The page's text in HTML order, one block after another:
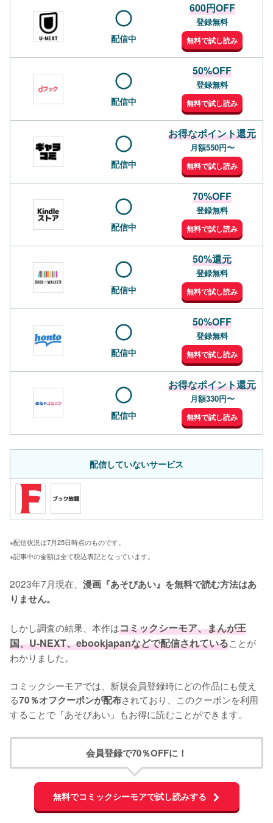
配信中
600円OFF
登録無料
無料で試し読み
配信中
50%OFF
登録無料
無料で試し読み
配信中
お得なポイント還元
月額550円〜
無料で試し読み
配信中
70%OFF
登録無料
無料で試し読み
配信中
50%還元
登録無料
無料で試し読み
配信中
50%OFF
登録無料
無料で試し読み
配信中
お得なポイント還元
月額330円〜
無料で試し読み
配信していないサービス
※配信状況は7月25日時点のものです。
※記事中の金額は全て税込表記となっています。
2023年7月現在、 漫画『あそびあい』を無料で読む方法はあ
りません。
しかし調査の結果、本作はコミックシーモア、まんが王
国、U-NEXT、ebookjapanなどで配信されていることが
わかりました。
コミックシーモアでは、新規会員登録時にどの作品にも使え
る70％オフクーポンが配布されており、このクーポンを利用
することで『あそびあい』もお得に読むことができます。
会員登録で70％OFFに！
無料でコミックシーモアで試し読みする